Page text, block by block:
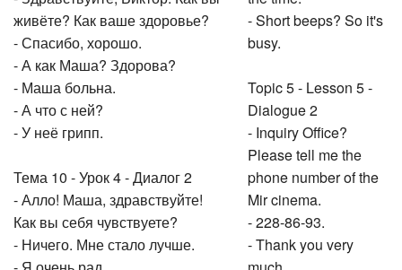
живёте? Как ваше здоровье?
- Спасибо, хорошо.
- А как Маша? Здорова?
- Маша больна.
- А что с ней?
- У неё грипп.
Тема 10 - Урок 4 - Диалог 2
- Алло! Маша, здравствуйте!
Как вы себя чувствуете?
- Ничего. Мне стало лучше.
- Short beeps? So it's
busy.
Topic 5 - Lesson 5 -
Dialogue 2
- Inquiry Office?
Please tell me the
phone number of the
Mir cinema.
- 228-86-93.
- Thank you very